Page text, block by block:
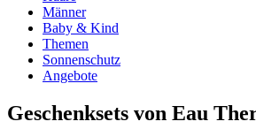
Männer
Baby & Kind
Themen
Sonnenschutz
Angebote
Geschenksets von Eau